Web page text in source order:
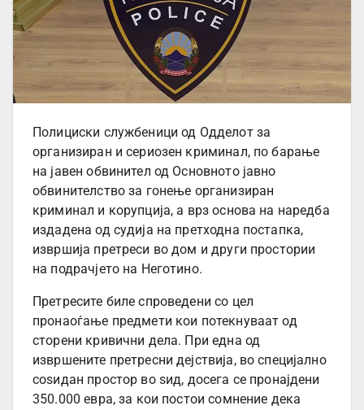
Полициски службеници од Одделот за
организиран и сериозен криминал, по барање
на јавен обвинител од Основното јавно
обвинителство за гонење организиран
криминал и корупција, а врз основа на наредба
издадена од судија на претходна постапка,
извршија претреси во дом и други простории
на подрачјето на Неготино.
Претресите биле спроведени со цел
пронаоѓање предмети кои потекнуваат од
сторени кривични дела. При една од
извршените претресни дејствија, во специјално
соѕидан простор во ѕид, досега се пронајдени
350.000 евра, за кои постои сомнение дека